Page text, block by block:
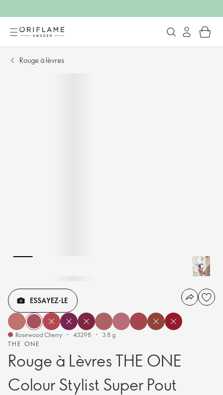
Rouge à lèvres
THE ONE
Rouge à Lèvres THE ONE
Colour Stylist Super Pout
ESSAYEZ-LE
Rosewood Cherry 43298 3.8 g.